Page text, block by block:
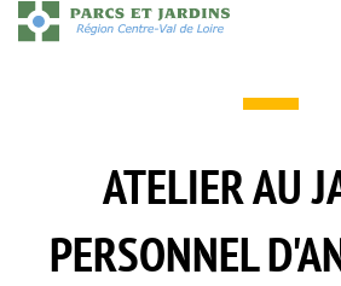
Aller
au
ATELIER AU
PERSONNEL